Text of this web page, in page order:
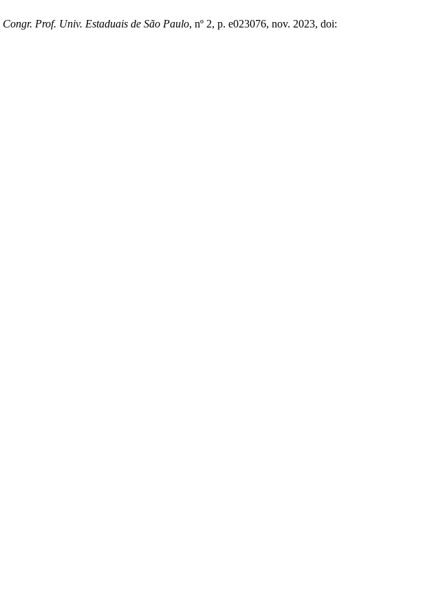
Congr. Prof. Univ. Estaduais de São Paulo, nº 2, p. e023076, nov. 2023, doi: